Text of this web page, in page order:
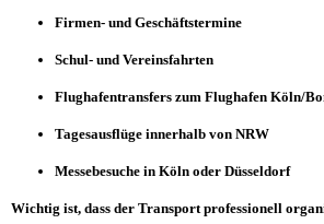
Firmen- und Geschäftstermine
Schul- und Vereinsfahrten
Flughafentransfers zum Flughafen Köln/
Tagesausflüge innerhalb von NRW
Messebesuche in Köln oder Düsseldorf
Wichtig ist, dass der Transport professionell